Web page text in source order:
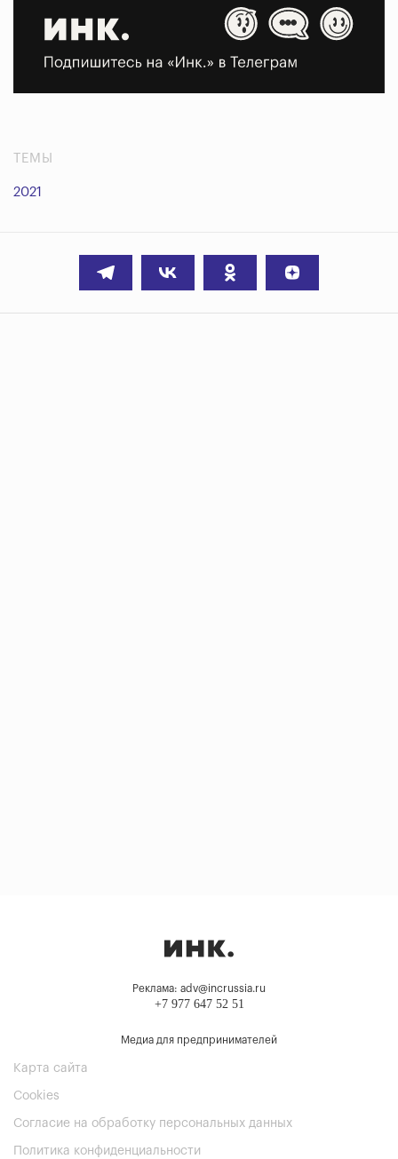
ТЕМЫ
2021
Реклама: adv@incrussia.ru
+7 977 647 52 51
Медиа для предпринимателей
Карта сайта
Cookies
Согласие на обработку персональных данных
Политика конфиденциальности